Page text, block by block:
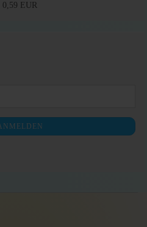
0,59 EUR